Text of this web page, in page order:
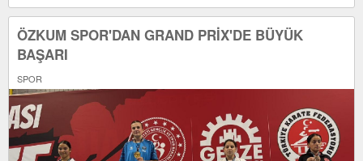
ÖZKUM SPOR'DAN GRAND PRİX'DE BÜYÜK
BAŞARI
SPOR